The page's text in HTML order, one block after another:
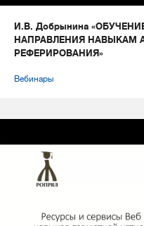
И.В. Добрынина
НАПРАВЛЕНИЯ НАВЫКАМ
РЕФЕРИРОВАНИЯ»
Вебинары